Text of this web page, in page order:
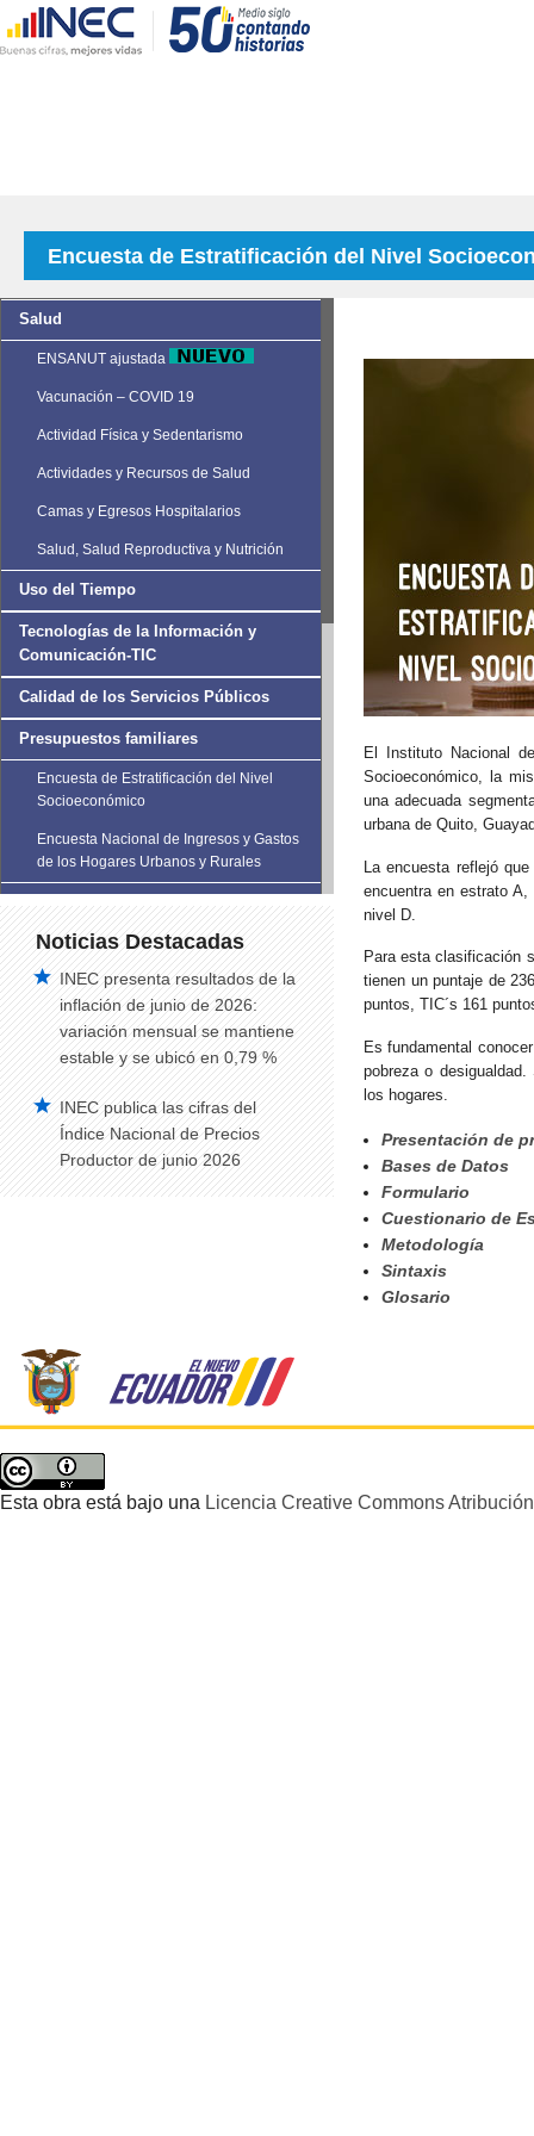
Encuesta de Estratificación del Nivel
Salud
ENSANUT ajustada
Vacunación – COVID 19
Actividad Física y Sedentarismo
Actividades y Recursos de Salud
Camas y Egresos Hospitalarios
Salud, Salud Reproductiva y Nutrición
Uso del Tiempo
Tecnologías de la Información y
Comunicación-TIC
Calidad de los Servicios Públicos
Presupuestos familiares
Encuesta de Estratificación del Nivel
Socioeconómico
Encuesta Nacional de Ingresos y Gastos
de los Hogares Urbanos y Rurales
Encuesta Nacional de Alquileres-
ENALQUI
Violencia de Género
Encuesta Nacional de Condiciones de
Vida de la Población LGBTI+
Trabajo Infantil
Condiciones de vida
Encuesta de Condiciones de Vida (ECV)
Encuesta de Salud y Bienestar del Adulto
de Agua, Saneamiento e Higiene
Noticias Destacadas
INEC presenta resultados de la
inflación de junio de 2026:
variación mensual se mantiene
estable y se ubicó en 0,79 %
INEC publica las cifras del
Índice Nacional de Precios
Productor de junio 2026
El Instituto Nacional
Socioeconómico, la
una adecuada
urbana de Quito,
La encuesta reflejó
encuentra en estrato
nivel D.
Para esta clasificación
tienen un puntaje de
puntos, TIC´s 161
Es fundamental
pobreza o
los hogares.
Presentación de
Bases de Datos
Formulario
Cuestionario de
Metodología
Sintaxis
Glosario
Esta obra está bajo una Licencia Creative Commons